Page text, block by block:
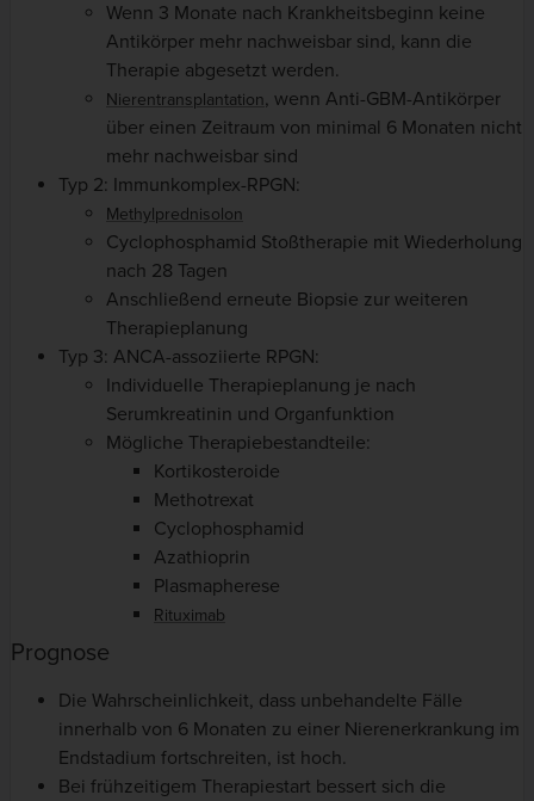
Wenn 3 Monate nach Krankheitsbeginn keine
Antikörper mehr nachweisbar sind, kann die
Therapie abgesetzt werden.
Nierentransplantation, wenn Anti-GBM-Antikörper
über einen Zeitraum von minimal 6 Monaten nicht
mehr nachweisbar sind
Typ 2: Immunkomplex-RPGN:
Methylprednisolon
Cyclophosphamid Stoßtherapie mit Wiederholung
nach 28 Tagen
Anschließend erneute Biopsie zur weiteren
Therapieplanung
Typ 3: ANCA-assoziierte RPGN:
Individuelle Therapieplanung je nach
Serumkreatinin und Organfunktion
Mögliche Therapiebestandteile:
Kortikosteroide
Methotrexat
Cyclophosphamid
Azathioprin
Plasmapherese
Rituximab
Prognose
Die Wahrscheinlichkeit, dass unbehandelte Fälle
innerhalb von 6 Monaten zu einer Nierenerkrankung im
Endstadium fortschreiten, ist hoch.
Bei frühzeitigem Therapiestart bessert sich die